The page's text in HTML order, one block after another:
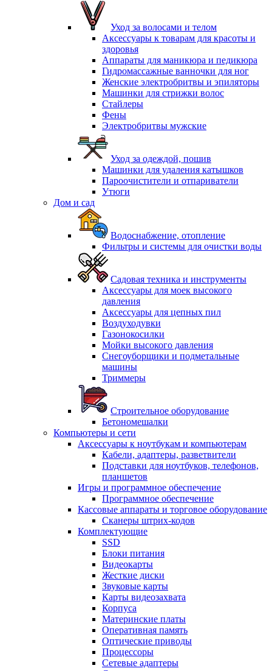
Уход за волосами и телом
Аксессуары к товарам для красоты и
здоровья
Аппараты для маникюра и педикюра
Гидромассажные ванночки для ног
Женские электробритвы и эпиляторы
Машинки для стрижки волос
Стайлеры
Фены
Электробритвы мужские
Уход за одеждой, пошив
Машинки для удаления катышков
Пароочистители и отпариватели
Утюги
Дом и сад
Водоснабжение, отопление
Фильтры и системы для очистки воды
Садовая техника и инструменты
Аксессуары для моек высокого
давления
Аксессуары для цепных пил
Воздуходувки
Газонокосилки
Мойки высокого давления
Снегоуборщики и подметальные
машины
Триммеры
Строительное оборудование
Бетономешалки
Компьютеры и сети
Аксессуары к ноутбукам и компьютерам
Кабели, адаптеры, разветвители
Подставки для ноутбуков, телефонов,
планшетов
Игры и программное обеспечение
Программное обеспечение
Кассовые аппараты и торговое оборудование
Сканеры штрих-кодов
Комплектующие
SSD
Блоки питания
Видеокарты
Жесткие диски
Звуковые карты
Карты видеозахвата
Корпуса
Материнские платы
Оперативная память
Оптические приводы
Процессоры
Сетевые адаптеры